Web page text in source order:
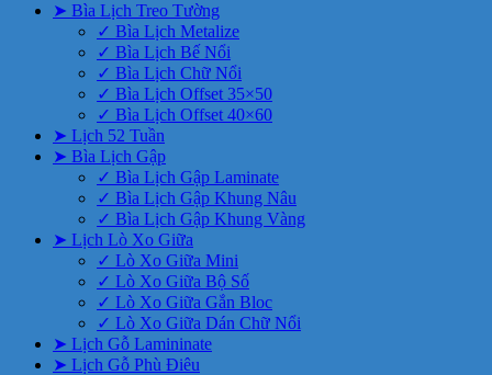
➤ Bìa Lịch Treo Tường
✓ Bìa Lịch Metalize
✓ Bìa Lịch Bế Nổi
✓ Bìa Lịch Chữ Nổi
✓ Bìa Lịch Offset 35×50
✓ Bìa Lịch Offset 40×60
➤ Lịch 52 Tuần
➤ Bìa Lịch Gập
✓ Bìa Lịch Gập Laminate
✓ Bìa Lịch Gập Khung Nâu
✓ Bìa Lịch Gập Khung Vàng
➤ Lịch Lò Xo Giữa
✓ Lò Xo Giữa Mini
✓ Lò Xo Giữa Bộ Số
✓ Lò Xo Giữa Gắn Bloc
✓ Lò Xo Giữa Dán Chữ Nổi
➤ Lịch Gỗ Lamininate
➤ Lịch Gỗ Phù Điêu